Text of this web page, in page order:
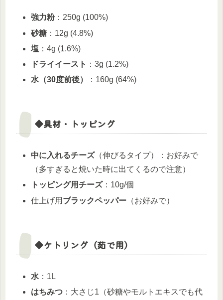
強力粉：250g (100%)
砂糖 ：12g (4.8%)
塩 ：4g (1.6%)
ドライイースト ：3g (1.2%)
水（30度前後）
：160g (64%)
◆具材・トッピング
中に入れるチーズ（伸びるタイプ）：お好みで
（多すぎると焼いた時に出てくるので注意）
トッピング用チーズ：10g/個
仕上げ用 ブラックペッパー （お好みで）
◆ケトリング（茹で用）
水 ：1L
はちみつ ：大さじ1（砂糖やモルトエキスでも代